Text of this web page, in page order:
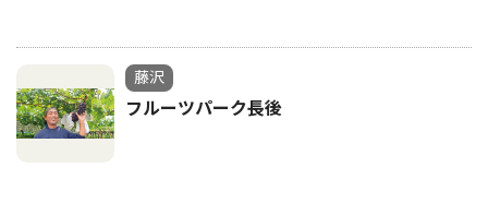
藤沢
フルーツパーク長後